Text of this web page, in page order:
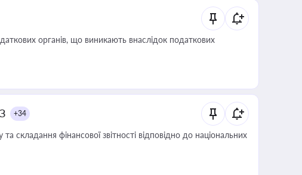
органів, що виникають внаслідок податкових
+34
складання фінансової звітності відповідно до національних